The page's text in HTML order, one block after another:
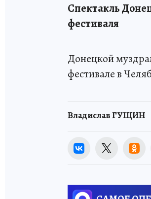
Спектакль
фестиваля
Донецкой
фестивале в
Владислав ГУЩИН